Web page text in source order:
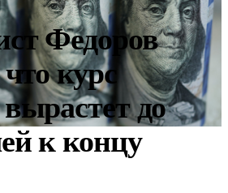
Федоров
курс
до
к концу